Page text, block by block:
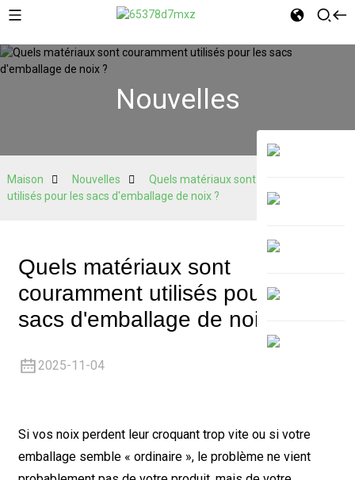
Nouvelles
Maison Nouvelles
Quels matériaux sont couramment
utilisés pour les sacs d'emballage de noix ?
Quels matériaux sont
couramment utilisés pour les
sacs d'emballage de noix ?
2025-11-04
Si vos noix perdent leur croquant trop vite ou si votre
emballage semble « ordinaire », le problème ne vient